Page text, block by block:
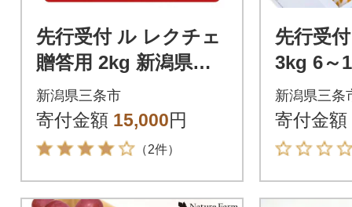
先行受付 ル レクチェ
贈答用 2kg 新潟県産
洋梨 ル・レクチェ [岩
福農園]【010P025】
新潟県三条市
寄付金額 15,000円
（2件）
先行受
3kg 6～
贈答用
園] 【
新潟県三条
寄付金額